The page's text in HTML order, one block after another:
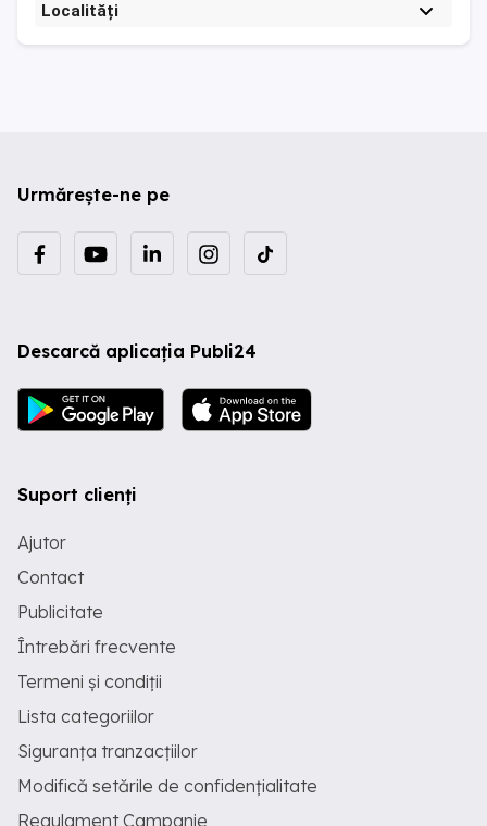
Localități
Urmărește-ne pe
Descarcă aplicația Publi24
Suport clienți
Ajutor
Contact
Publicitate
Întrebări frecvente
Termeni și condiții
Lista categoriilor
Siguranța tranzacțiilor
Modifică setările de confidențialitate
Regulament Campanie